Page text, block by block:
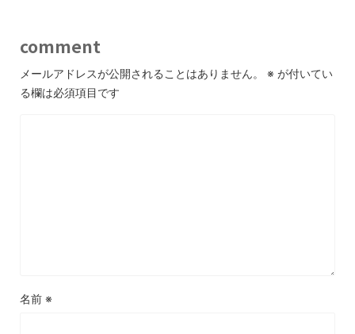
comment
メールアドレスが公開されることはありません。 ※ が付いてい
る欄は必須項目です
名前 ※